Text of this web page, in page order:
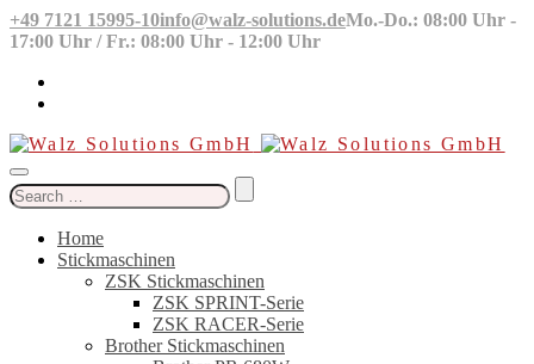
+49 7121 15995-10info@walz-solutions.deMo.-Do.: 08:00 Uhr -
17:00 Uhr / Fr.: 08:00 Uhr - 12:00 Uhr
Search
for:
Home
Stickmaschinen
ZSK Stickmaschinen
ZSK SPRINT-Serie
ZSK RACER-Serie
Brother Stickmaschinen